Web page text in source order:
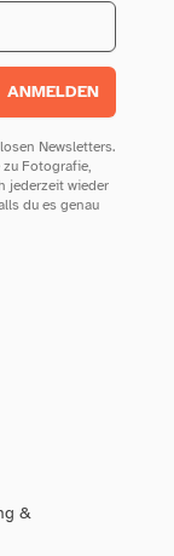
ANMELDEN
Newsletters.
Fotografie,
jederzeit wieder
du es genau
&